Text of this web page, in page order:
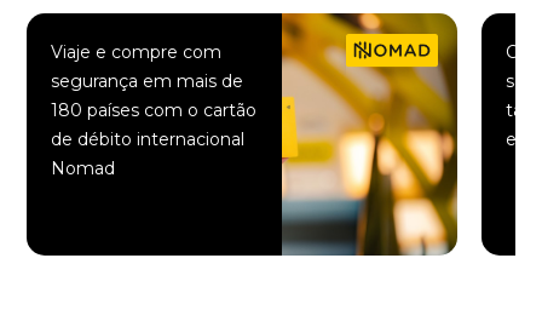
Viaje e compre com
segurança em mais de
180 países com o cartão
de débito internacional
Nomad